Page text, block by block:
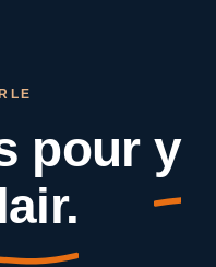
pour y